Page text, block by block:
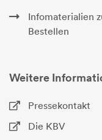
Infomaterialien
Bestellen
Weitere
Pressekontakt
Die KBV